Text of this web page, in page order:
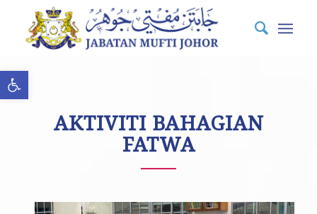
Open toolbar
AKTIVITI BAHAGIAN
FATWA